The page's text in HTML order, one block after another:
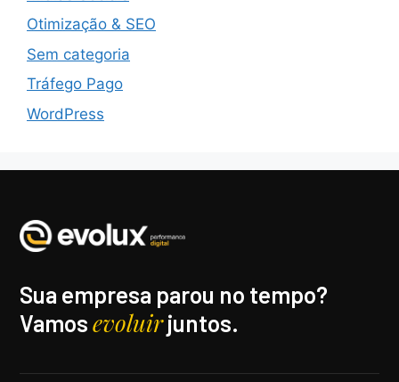
Otimização & SEO
Sem categoria
Tráfego Pago
WordPress
Sua empresa parou no tempo?
Vamosevoluirjuntos.